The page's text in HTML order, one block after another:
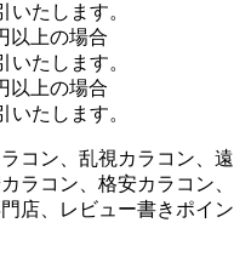
いたします。
以上の場合
いたします。
以上の場合
いたします。
コン、乱視カラコン、遠
ラコン、格安カラコン、
店、レビュー書きポイン